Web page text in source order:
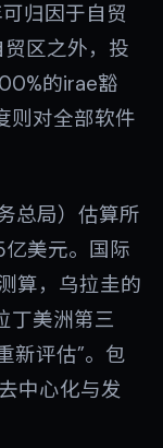
归因于自贸
区之外，投
的irae豁
则对全部软件
总局）估算所
美元。国际
算，乌拉圭的
丁美洲第三
新评估”。包
中心化与发